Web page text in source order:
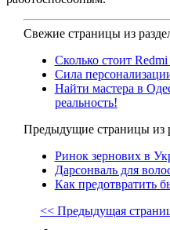
Свежие страницы из
Сколько стоит
Сила
Найти мастера в
реальность!
Предыдущие страницы из
Ринок зернових в
Дарсонваль для
Как предотвратить
<< Предыдущая